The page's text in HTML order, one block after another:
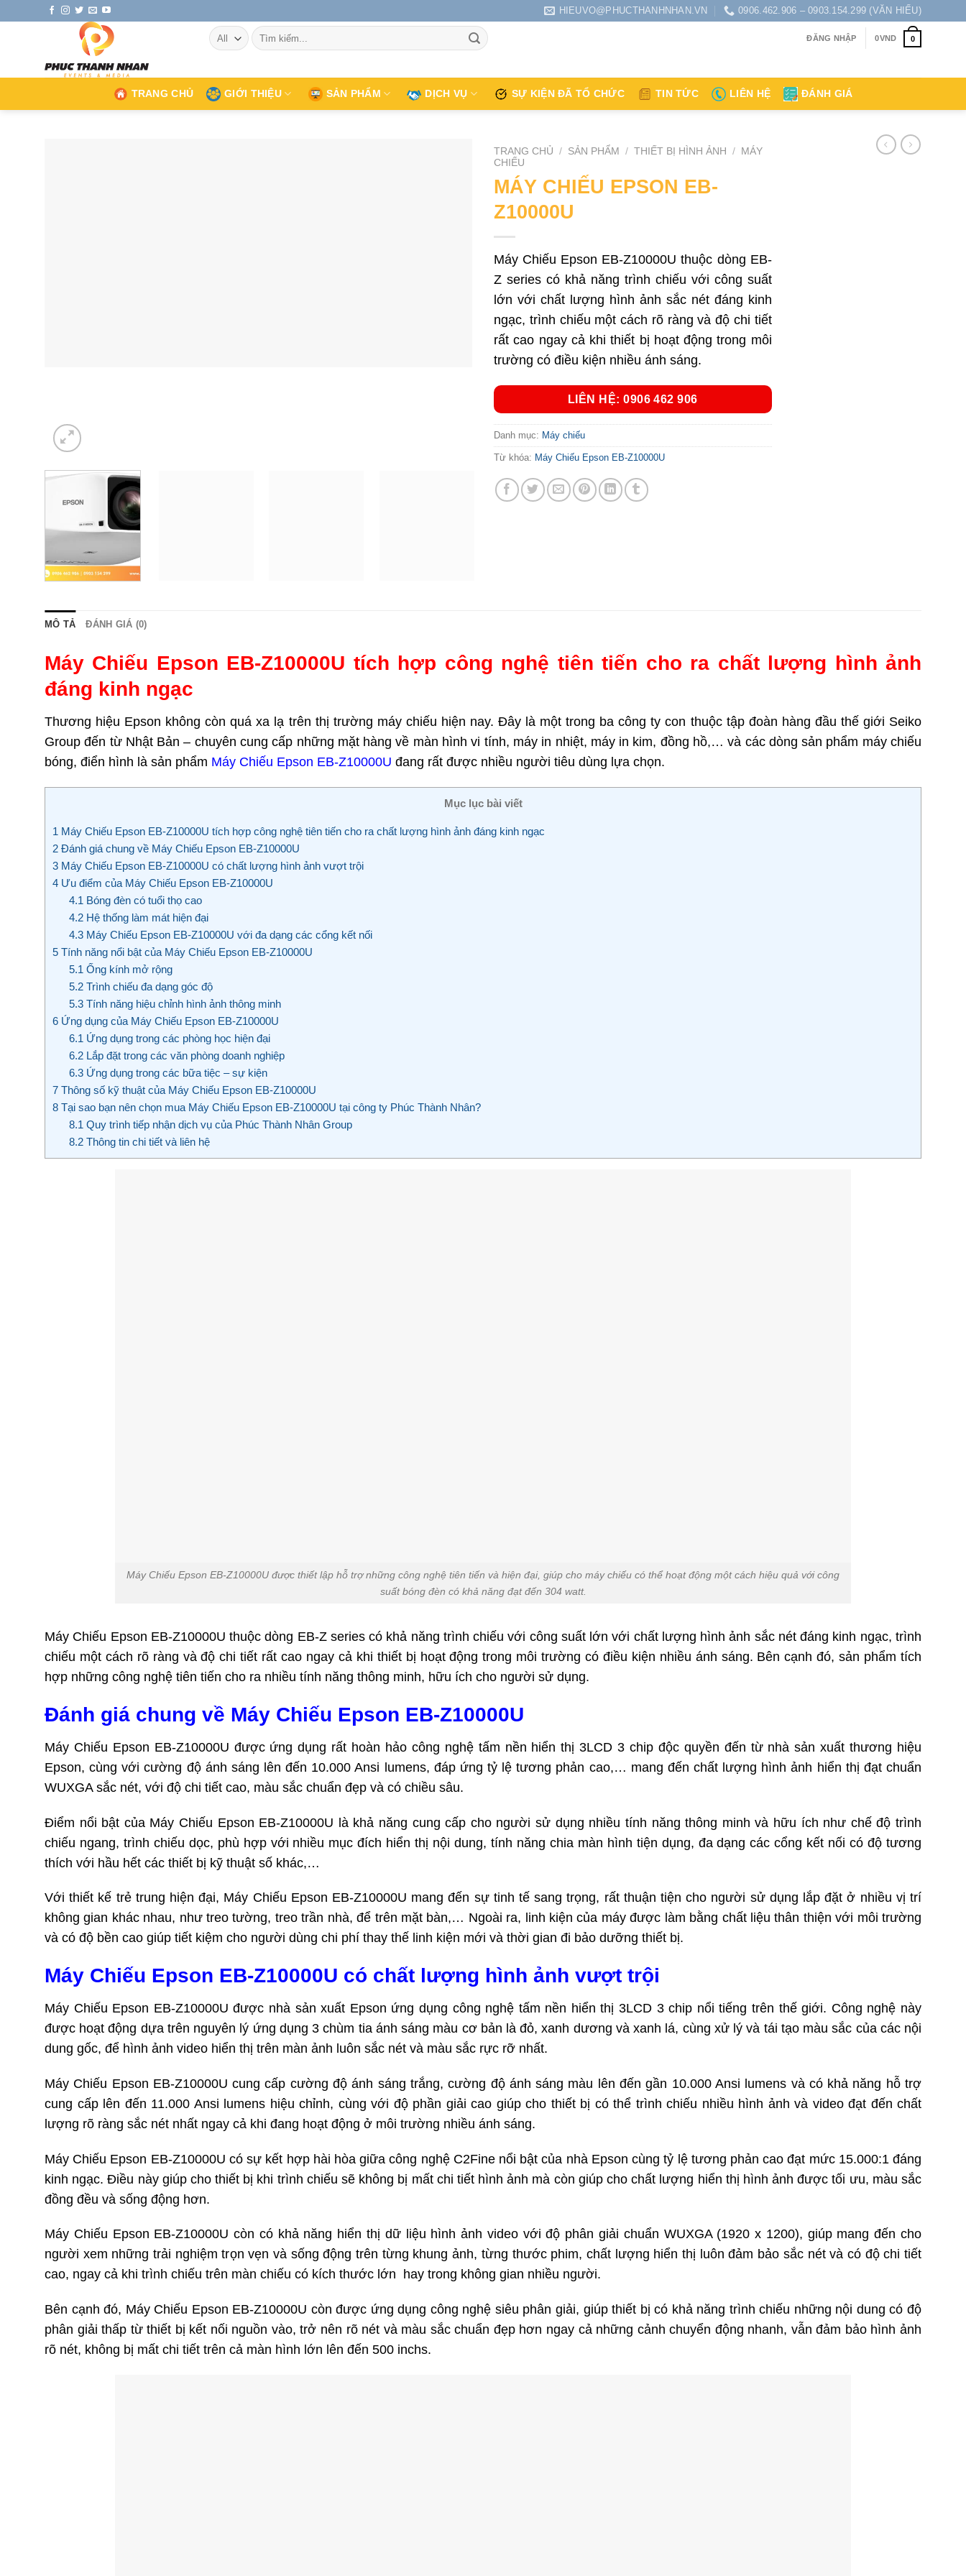
HIEUVO@PHUCTHANHNHAN.VN 0906.462.906 – 0903.154.299 (VĂN HIẾU)
Tìm
kiếm:
ĐĂNG NHẬP 0VND 0
TRANG CHỦ GIỚI THIỆU SẢN PHẨM DỊCH VỤ SỰ KIỆN ĐÃ TỔ CHỨC TIN TỨC LIÊN HỆ ĐÁNH GIÁ
TRANG CHỦ / SẢN PHẨM / THIẾT BỊ HÌNH ẢNH /
MÁY
CHIẾU
MÁY CHIẾU EPSON EB-
Z10000U
Máy Chiếu Epson EB-Z10000U thuộc dòng EB-
Z series có khả năng trình chiếu với công suất
lớn với chất lượng hình ảnh sắc nét đáng kinh
ngạc, trình chiếu một cách rõ ràng và độ chi tiết
rất cao ngay cả khi thiết bị hoạt động trong môi
trường có điều kiện nhiều ánh sáng.
LIÊN HỆ: 0906 462 906
Danh mục: Máy chiếu
Từ khóa: Máy Chiếu Epson EB-Z10000U
MÔ TẢ ĐÁNH GIÁ (0)
Máy Chiếu Epson EB-Z10000U tích hợp công nghệ tiên tiến cho ra chất lượng hình ảnh
đáng kinh ngạc
Thương hiệu Epson không còn quá xa lạ trên thị trường máy chiếu hiện nay. Đây là một trong ba công ty con thuộc tập đoàn hàng đầu thế giới Seiko
Group đến từ Nhật Bản – chuyên cung cấp những mặt hàng về màn hình vi tính, máy in nhiệt, máy in kim, đồng hồ,… và các dòng sản phẩm máy chiếu
bóng, điển hình là sản phẩm Máy Chiếu Epson EB-Z10000U đang rất được nhiều người tiêu dùng lựa chọn.
Mục lục bài viết
1 Máy Chiếu Epson EB-Z10000U tích hợp công nghệ tiên tiến cho ra chất lượng hình ảnh đáng kinh ngạc
2 Đánh giá chung về Máy Chiếu Epson EB-Z10000U
3 Máy Chiếu Epson EB-Z10000U có chất lượng hình ảnh vượt trội
4 Ưu điểm của Máy Chiếu Epson EB-Z10000U
4.1 Bóng đèn có tuổi thọ cao
4.2Hệ thống làm mát hiện đại
4.3Máy Chiếu Epson EB-Z10000U với đa dạng các cổng kết nối
5 Tính năng nổi bật của Máy Chiếu Epson EB-Z10000U
5.1 Ống kính mở rộng
5.2Trình chiếu đa dạng góc độ
5.3Tính năng hiệu chỉnh hình ảnh thông minh
6 Ứng dụng của Máy Chiếu Epson EB-Z10000U
6.1 Ứng dụng trong các phòng học hiện đại
6.2Lắp đặt trong các văn phòng doanh nghiệp
6.3Ứng dụng trong các bữa tiệc – sự kiện
7 Thông số kỹ thuật của Máy Chiếu Epson EB-Z10000U
8 Tại sao bạn nên chọn mua Máy Chiếu Epson EB-Z10000U tại công ty Phúc Thành Nhân?
8.1 Quy trình tiếp nhận dịch vụ của Phúc Thành Nhân Group
8.2Thông tin chi tiết và liên hệ
Máy Chiếu Epson EB-Z10000U được thiết lập hỗ trợ những công nghệ tiên tiến và hiện đại, giúp cho máy chiếu có thể hoạt động một cách hiệu quả với công
suất bóng đèn có khả năng đạt đến 304 watt.
Máy Chiếu Epson EB-Z10000U thuộc dòng EB-Z series có khả năng trình chiếu với công suất lớn với chất lượng hình ảnh sắc nét đáng kinh ngạc, trình
chiếu một cách rõ ràng và độ chi tiết rất cao ngay cả khi thiết bị hoạt động trong môi trường có điều kiện nhiều ánh sáng. Bên cạnh đó, sản phẩm tích
hợp những công nghệ tiên tiến cho ra nhiều tính năng thông minh, hữu ích cho người sử dụng.
Đánh giá chung về Máy Chiếu Epson EB-Z10000U
Máy Chiếu Epson EB-Z10000U được ứng dụng rất hoàn hảo công nghệ tấm nền hiển thị 3LCD 3 chip độc quyền đến từ nhà sản xuất thương hiệu
Epson, cùng với cường độ ánh sáng lên đến 10.000 Ansi lumens, đáp ứng tỷ lệ tương phản cao,… mang đến chất lượng hình ảnh hiển thị đạt chuẩn
WUXGA sắc nét, với độ chi tiết cao, màu sắc chuẩn đẹp và có chiều sâu.
Điểm nổi bật của Máy Chiếu Epson EB-Z10000U là khả năng cung cấp cho người sử dụng nhiều tính năng thông minh và hữu ích như chế độ trình
chiếu ngang, trình chiếu dọc, phù hợp với nhiều mục đích hiển thị nội dung, tính năng chia màn hình tiện dụng, đa dạng các cổng kết nối có độ tương
thích với hầu hết các thiết bị kỹ thuật số khác,…
Với thiết kế trẻ trung hiện đại, Máy Chiếu Epson EB-Z10000U mang đến sự tinh tế sang trọng, rất thuận tiện cho người sử dụng lắp đặt ở nhiều vị trí
không gian khác nhau, như treo tường, treo trần nhà, để trên mặt bàn,… Ngoài ra, linh kiện của máy được làm bằng chất liệu thân thiện với môi trường
và có độ bền cao giúp tiết kiệm cho người dùng chi phí thay thế linh kiện mới và thời gian đi bảo dưỡng thiết bị.
Máy Chiếu Epson EB-Z10000U có chất lượng hình ảnh vượt trội
Máy Chiếu Epson EB-Z10000U được nhà sản xuất Epson ứng dụng công nghệ tấm nền hiển thị 3LCD 3 chip nổi tiếng trên thế giới. Công nghệ này
được hoạt động dựa trên nguyên lý ứng dụng 3 chùm tia ánh sáng màu cơ bản là đỏ, xanh dương và xanh lá, cùng xử lý và tái tạo màu sắc của các nội
dung gốc, để hình ảnh video hiển thị trên màn ảnh luôn sắc nét và màu sắc rực rỡ nhất.
Máy Chiếu Epson EB-Z10000U cung cấp cường độ ánh sáng trắng, cường độ ánh sáng màu lên đến gần 10.000 Ansi lumens và có khả năng hỗ trợ
cung cấp lên đến 11.000 Ansi lumens hiệu chỉnh, cùng với độ phần giải cao giúp cho thiết bị có thể trình chiếu nhiều hình ảnh và video đạt đến chất
lượng rõ ràng sắc nét nhất ngay cả khi đang hoạt động ở môi trường nhiều ánh sáng.
Máy Chiếu Epson EB-Z10000U có sự kết hợp hài hòa giữa công nghệ C2Fine nổi bật của nhà Epson cùng tỷ lệ tương phản cao đạt mức 15.000:1 đáng
kinh ngạc. Điều này giúp cho thiết bị khi trình chiếu sẽ không bị mất chi tiết hình ảnh mà còn giúp cho chất lượng hiển thị hình ảnh được tối ưu, màu sắc
đồng đều và sống động hơn.
Máy Chiếu Epson EB-Z10000U còn có khả năng hiển thị dữ liệu hình ảnh video với độ phân giải chuẩn WUXGA (1920 x 1200), giúp mang đến cho
người xem những trải nghiệm trọn vẹn và sống động trên từng khung ảnh, từng thước phim, chất lượng hiển thị luôn đảm bảo sắc nét và có độ chi tiết
cao, ngay cả khi trình chiếu trên màn chiếu có kích thước lớn hay trong không gian nhiều người.
Bên cạnh đó, Máy Chiếu Epson EB-Z10000U còn được ứng dụng công nghệ siêu phân giải, giúp thiết bị có khả năng trình chiếu những nội dung có độ
phân giải thấp từ thiết bị kết nối nguồn vào, trở nên rõ nét và màu sắc chuẩn đẹp hơn ngay cả những cảnh chuyển động nhanh, vẫn đảm bảo hình ảnh
rõ nét, không bị mất chi tiết trên cả màn hình lớn lên đến 500 inchs.